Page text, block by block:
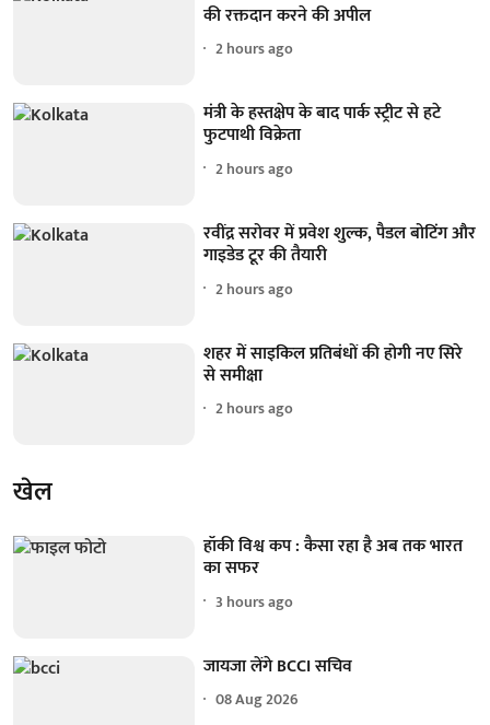
की रक्तदान करने की अपील
2 hours ago
मंत्री के हस्तक्षेप के बाद पार्क स्ट्रीट से हटे
फुटपाथी विक्रेता
2 hours ago
रवींद्र सरोवर में प्रवेश शुल्क, पैडल बोटिंग और
गाइडेड टूर की तैयारी
2 hours ago
शहर में साइकिल प्रतिबंधों की होगी नए सिरे
से समीक्षा
2 hours ago
खेल
हॉकी विश्व कप : कैसा रहा है अब तक भारत
का सफर
3 hours ago
जायजा लेंगे BCCI सचिव
08 Aug 2026